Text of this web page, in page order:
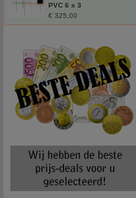
PVC 6 x 3
€ 325,00